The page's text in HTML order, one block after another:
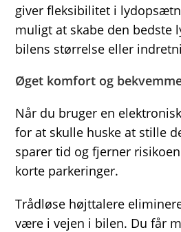
giver fleksibilitet i
muligt at skabe den bedste
bilens størrelse eller
Øget komfort og
Når du bruger en
for at skulle huske at stille
sparer tid og fjerner
korte parkeringer.
Trådløse højttalere
være i vejen i bilen. Du får